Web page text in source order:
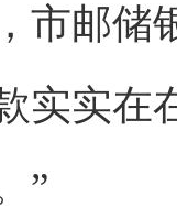
市邮储
实实在
”